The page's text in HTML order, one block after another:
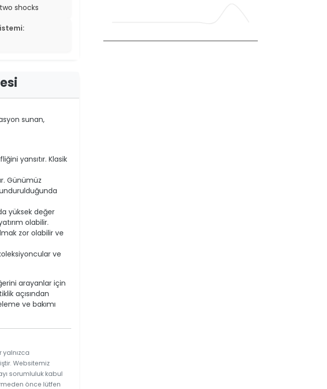
shocks
sunan,
yansıtır. Klasik
Günümüz
yüksek değer
olabilir.
zor olabilir ve
ve
arayanlar için
açısından
ve bakımı
yalnızca
Websitemiz
sorumluluk kabul
önce lütfen